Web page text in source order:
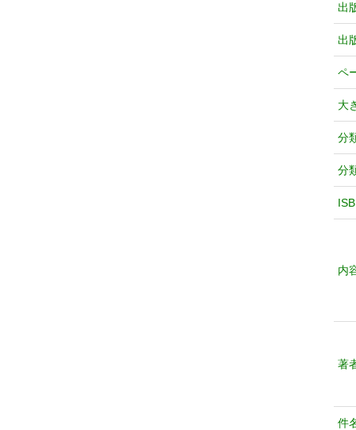
出
出
ペ
大
分
分
内
著
件